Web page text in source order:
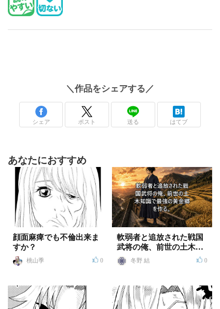
＼作品をシェアする／
シェア ポスト 送る はてブ
あなたにおすすめ
顔面麻痺でも不倫出来ま
すか？
桃山季 0
軟弱者と追放された戦国
武将の俺、前世の土木知
識で最強の黄金郷を作
る。
冬野 結 0